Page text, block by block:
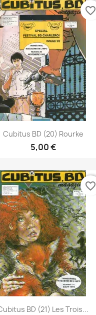
Cubitus BD (20) Rourke
5,00 €
favorite_border
BD (21) Les Trois...
favorite_border